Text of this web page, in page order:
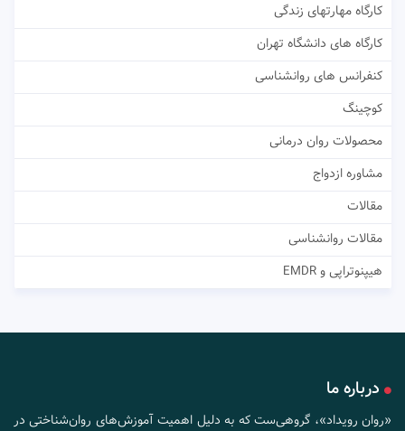
کارگاه مهارتهای زندگی
کارگاه های دانشگاه تهران
کنفرانس های روانشناسی
کوچینگ
محصولات روان درمانی
مشاوره ازدواج
مقالات
مقالات روانشناسی
هیپنوتراپی و EMDR
درباره ما
«روان رویداد»، گروهی‌ست که به دلیل اهمیت آموزش‌های روان‌شناختی در